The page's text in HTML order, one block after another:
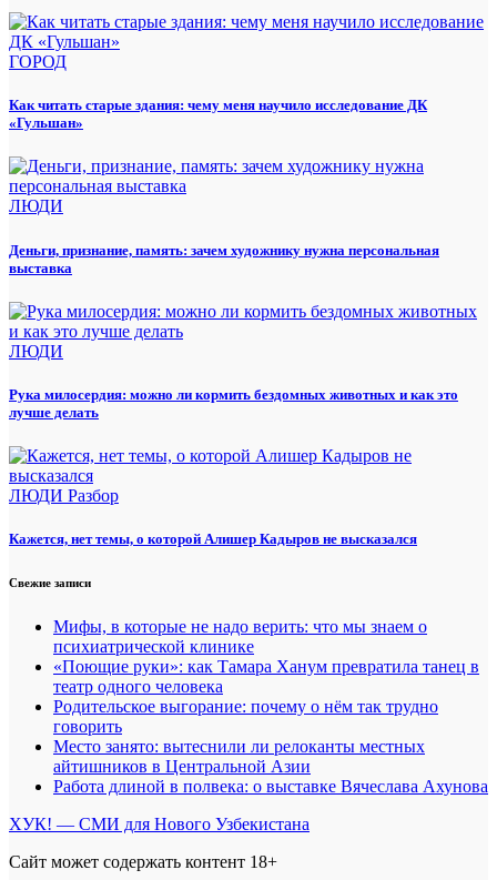
ГОРОД
Как читать старые здания: чему меня научило исследование ДК
«Гульшан»
ЛЮДИ
Деньги, признание, память: зачем художнику нужна персональная
выставка
ЛЮДИ
Рука милосердия: можно ли кормить бездомных животных и как это
лучше делать
ЛЮДИ Разбор
Кажется, нет темы, о которой Алишер Кадыров не высказался
Свежие записи
Мифы, в которые не надо верить: что мы знаем о
психиатрической клинике
«Поющие руки»: как Тамара Ханум превратила танец в
театр одного человека
Родительское выгорание: почему о нём так трудно
говорить
Место занято: вытеснили ли релоканты местных
айтишников в Центральной Азии
Работа длиной в полвека: о выставке Вячеслава Ахунова
ХУК! — СМИ для Нового Узбекистана
Сайт может содержать контент 18+